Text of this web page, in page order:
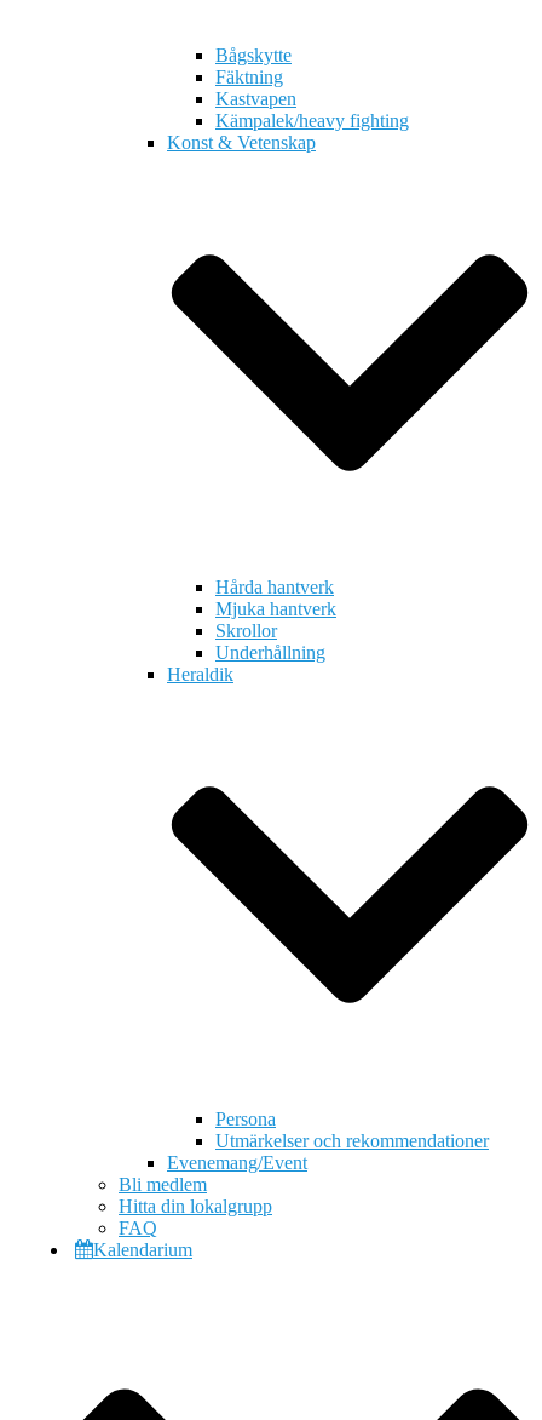
Bågskytte
Fäktning
Kastvapen
Kämpalek/heavy fighting
Konst & Vetenskap
Hårda hantverk
Mjuka hantverk
Skrollor
Underhållning
Heraldik
Persona
Utmärkelser och rekommendationer
Evenemang/Event
Bli medlem
Hitta din lokalgrupp
FAQ
Kalendarium